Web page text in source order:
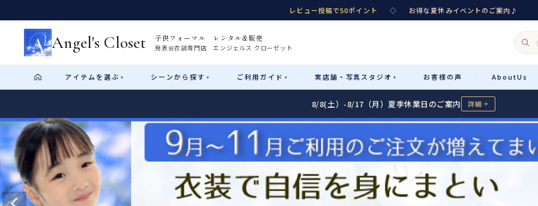
レビュー投稿で50ポイント ◇ お得な夏休みイベントのご案内♪
Angel's Closet 子供フォーマル レンタル&販売
発表会衣装専門店 エンジェルス クローゼット
アイテム を選ぶ ▾ シーンから探す ▾ ご利用ガイド ▾ 実店舗・ 写真スタジオ ▾ お客様の声 · AboutUs
カテゴリ詳細→ サイズで選ぶ→
Rental レンタル Sale販売
性別・サイズで絞り込む→
Start はじめに
01 ショップガイド（総合案内）
レンタル・販売の入口
Rentalレンタル
04 レンタルのご案内
予約・配送・返却・料金
8/8(土）-8/17（月）夏季休業日のご案内 詳細